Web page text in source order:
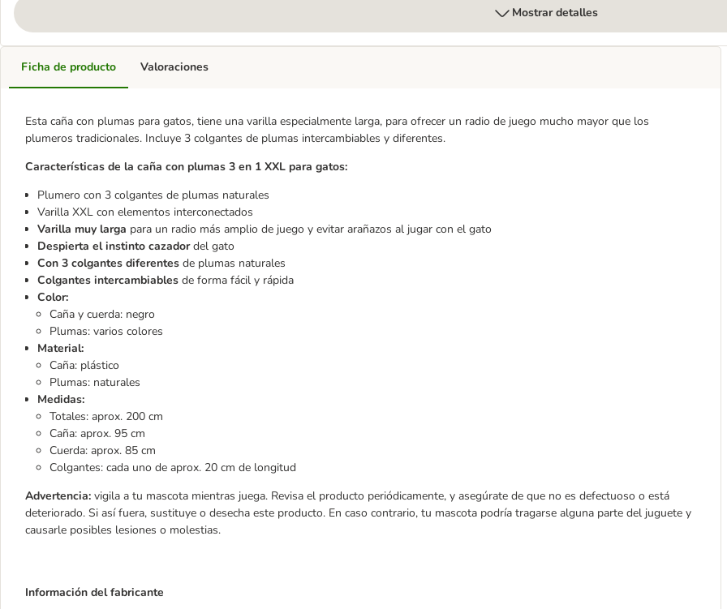
Mostrar detalles
Ficha de producto
Esta caña con plumas para gatos, tiene una varilla especialmente larga, para ofrecer un radio de juego mucho mayor que los
plumeros tradicionales. Incluye 3 colgantes de plumas intercambiables y diferentes.
Características de la caña con plumas 3 en 1 XXL para gatos:
Plumero con 3 colgantes de plumas naturales
Varilla XXL con elementos interconectados
Varilla muy larga para un radio más amplio de juego y evitar arañazos al jugar con el gato
Despierta el instinto cazadordel gato
Con 3 colgantes diferentes de plumas naturales
Colgantes intercambiables de forma fácil y rápida
Color:
Caña y cuerda: negro
Plumas: varios colores
Material:
Caña: plástico
Plumas: naturales
Medidas:
Totales: aprox. 200 cm
Caña: aprox. 95 cm
Cuerda: aprox. 85 cm
Colgantes: cada uno de aprox. 20 cm de longitud
Advertencia: vigila a tu mascota mientras juega. Revisa el producto periódicamente, y asegúrate de que no es defectuoso o está
deteriorado. Si así fuera, sustituye o desecha este producto. En caso contrario, tu mascota podría tragarse alguna parte del juguete y
causarle posibles lesiones o molestias.
Información del fabricante
Valoraciones